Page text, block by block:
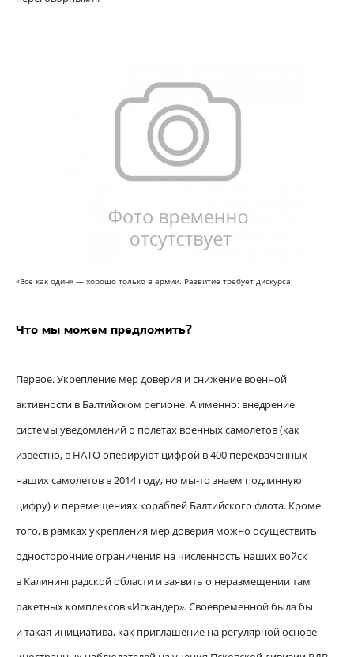
«Все как один» — хорошо только в армии. Развитие требует дискурса
Что мы можем предложить?
Первое. Укрепление мер доверия и снижение военной
активности в Балтийском регионе. А именно: внедрение
системы уведомлений о полетах военных самолетов (как
известно, в НАТО оперируют цифрой в 400 перехваченных
наших самолетов в 2014 году, но мы-то знаем подлинную
цифру) и перемещениях кораблей Балтийского флота. Кроме
того, в рамках укрепления мер доверия можно осуществить
односторонние ограничения на численность наших войск
в Калининградской области и заявить о неразмещении там
ракетных комплексов «Искандер». Своевременной была бы
и такая инициатива, как приглашение на регулярной основе